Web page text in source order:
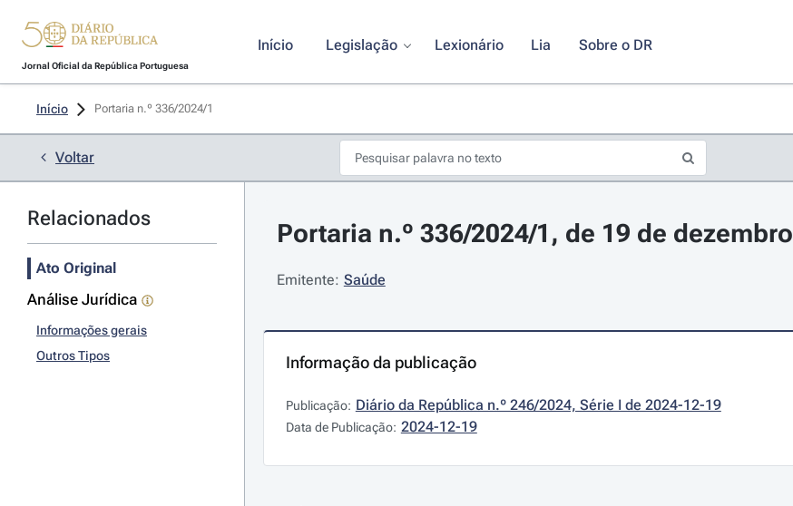
Jornal Oficial da República Portuguesa
Início Legislação Lexionário Lia Sobre o DR
Início Portaria n.º 336/2024/1
Voltar
Relacionados
Ato Original
Análise Jurídica
Informações gerais
Outros Tipos
Portaria n.º 336/2024/1, de 19 de dezembro
Emitente: Saúde
Informação da publicação
Publicação: Diário da República n.º 246/2024, Série I de 2024-12-19
Data de Publicação: 2024-12-19